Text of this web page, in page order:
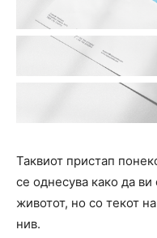
Таквиот пристап
се однесува како да
животот, но со текот
нив.